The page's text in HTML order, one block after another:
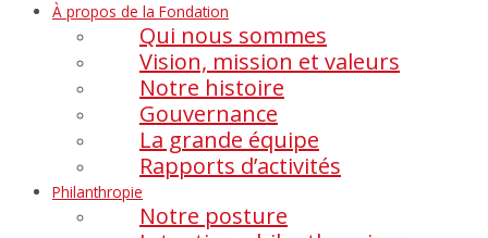
À propos de la Fondation
Qui nous sommes
Vision, mission et valeurs
Notre histoire
Gouvernance
La grande équipe
Rapports d’activités
Philanthropie
Notre posture